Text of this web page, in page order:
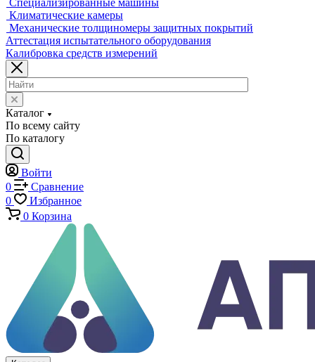
Разрушающий контроль
Универсальные гидравлические разрывные машины
Универсальные электромеханические разрывные машины
Машины для испытаний на усталость
Машины для испытания пружин
Экстензометры (Измерители деформации)
Системы температурных испытаний
Машины на кручение
Машины на изгиб
Копры маятниковые
Оснастка и приспособления для испытаний
Испытательные прессы
Специализированные машины
Климатические камеры
Механические толщиномеры защитных покрытий
Аттестация испытательного оборудования
Калибровка средств измерений
Каталог
По всему сайту
По каталогу
Войти
0
Сравнение
0
Избранное